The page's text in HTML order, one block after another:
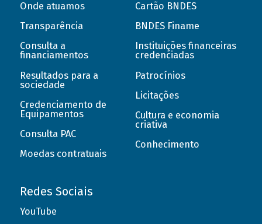
Onde atuamos
Transparência
Consulta a
financiamentos
Resultados para a
sociedade
Credenciamento de
Equipamentos
Consulta PAC
Moedas contratuais
Cartão BNDES
BNDES Finame
Instituições financeiras
credenciadas
Patrocínios
Licitações
Cultura e economia
criativa
Conhecimento
Redes Sociais
YouTube